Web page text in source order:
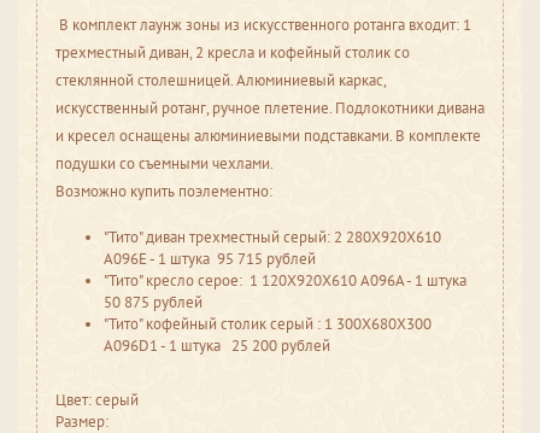
В комплект лаунж зоны из искусственного ротанга входит: 1
трехместный диван, 2 кресла и кофейный столик со
стеклянной столешницей. Алюминиевый каркас,
искусственный ротанг, ручное плетение. Подлокотники дивана
и кресел оснащены алюминиевыми подставками. В комплекте
подушки со съемными чехлами.
Возможно купить поэлементно:
"Тито" диван трехместный серый: 2 280X920X610
A096E - 1 штука 95 715 рублей
"Тито" кресло серое: 1 120X920X610 A096A - 1 штука
50 875 рублей
"Тито" кофейный столик серый : 1 300X680X300
A096D1 - 1 штука 25 200 рублей
Цвет: серый
Размер: